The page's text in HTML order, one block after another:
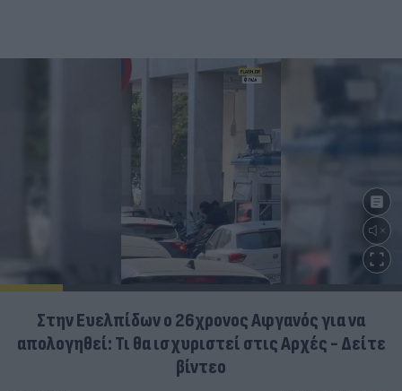
Στην Ευελπίδων ο 26χρονος Αφγανός για να
απολογηθεί: Τι θα ισχυριστεί στις Αρχές - Δείτε
βίντεο